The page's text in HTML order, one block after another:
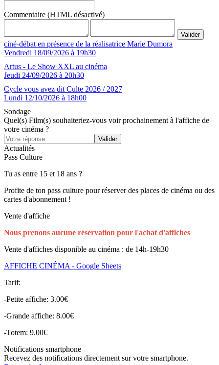
Commentaire (HTML désactivé)
ciné-débat en présence de la réalisatrice Marie Dumora
Vendredi 18/09/2026 à 19h30
Artus - Le Show XXL au cinéma
Jeudi 24/09/2026 à 20h30
Cycle vous avez dit Culte 2026 / 2027
Lundi 12/10/2026 à 18h00
Sondage
Quel(s) Film(s) souhaiteriez-vous voir prochainement à l'affiche de
votre cinéma ?
Actualités
Pass Culture
Tu as entre 15 et 18 ans ?
Profite de ton pass culture pour réserver des places de cinéma ou des
cartes d'abonnement !
Vente d'affiche
Nous prenons aucune réservation pour l'achat d'affiches
Vente d'affiches disponible au cinéma : de 14h-19h30
AFFICHE CINÉMA - Google Sheets
Tarif:
-Petite affiche: 3.00€
-Grande affiche: 8.00€
-Totem: 9.00€
Notifications smartphone
Recevez des notifications directement sur votre smartphone.